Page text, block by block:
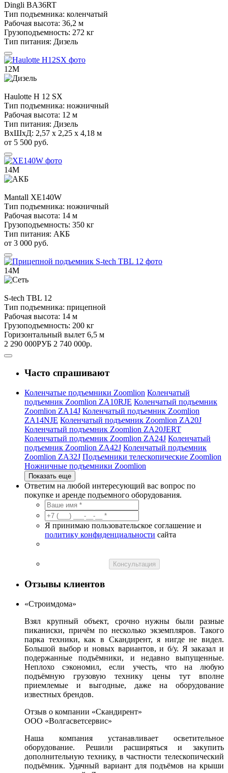
Dingli BA36RT
Тип подъемника: коленчатый
Рабочая высота: 36,2 м
Грузоподъемность: 272 кг
Тип питания: Дизель
12М
Haulotte H 12 SX
Тип подъемника: ножничный
Рабочая высота: 12 м
Тип питания: Дизель
ВхШхД: 2,57 х 2,25 х 4,18 м
от 5 500 руб.
14М
Mantall XE140W
Тип подъемника: ножничный
Рабочая высота: 14 м
Грузоподъемность: 350 кг
Тип питания: АКБ
от 3 000 руб.
14М
S-tech TBL 12
Тип подъемника: прицепной
Рабочая высота: 14 м
Грузоподъемность: 200 кг
Горизонтальный вылет 6,5 м
2 290 000РУБ 2 740 000р.
Часто спрашивают
Коленчатые подъемники Zoomlion Коленчатый
подъемник Zoomlion ZA10RJE Коленчатый подъемник
Zoomlion ZA14J Коленчатый подъемник Zoomlion
ZA14NJE Коленчатый подъемник Zoomlion ZA20J
Коленчатый подъемник Zoomlion ZA20JERT
Коленчатый подъемник Zoomlion ZA24J Коленчатый
подъемник Zoomlion ZA42J Коленчатый подъемник
Zoomlion ZA32J Подъемники телескопические Zoomlion
Ножничные подъемники Zoomlion
Показать еще
Ответим на любой интересующий вас вопрос по
покупке и аренде подъемного оборудования.
Я принимаю пользовательское соглашение и
политику конфиденциальности сайта
Консультация
Отзывы клиентов
«Строимдома»
Взял крупный объект, срочно нужны были разные
пиканиски, причём по несколько экземпляров. Такого
парка техники, как в Скандирент, я нигде не видел.
Большой выбор и новых вариантов, и б/у. Я заказал и
подержанные подъёмники, и недавно выпущенные.
Неплохо сэкономил, если учесть, что на любую
подъёмную грузовую технику цены тут вполне
приемлемые и выгодные, даже на оборудование
известных брендов.
Отзыв о компании «Скандирент»
ООО «Волгасветсервис»
Наша компания устанавливает осветительное
оборудование. Решили расширяться и закупить
дополнительную технику, в частности телескопический
подъёмник. Удачный вариант для подъёмов на крыши